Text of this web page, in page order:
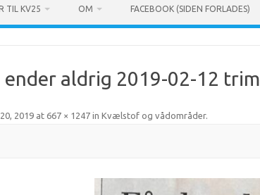
TIL KV25 OM FACEBOOK (SIDEN FORLADES)
ender aldrig 2019-02-12 trim
2019at 667 × 1247in Kvælstof og vådområder.